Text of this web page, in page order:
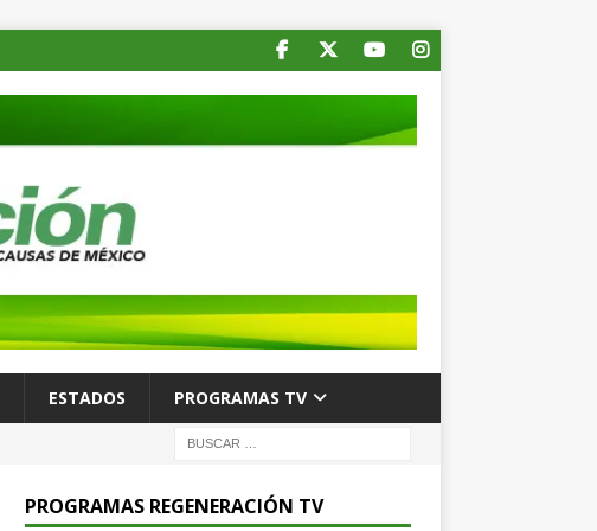
ESTADOS PROGRAMAS TV
PROGRAMAS REGENERACIÓN TV